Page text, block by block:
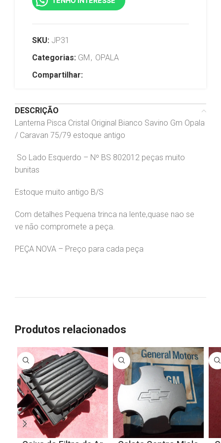
SKU: JP31
Categorias: GM , OPALA
Compartilhar:
DESCRIÇÃO
Lanterna Pisca Cristal Original Bianco Savino Gm Opala
/ Caravan 75/79 estoque antigo
So Lado Esquerdo – Nº BS 802012 peças muito
bunitas
Estoque muito antigo B/S
Com detalhes Pequena trinca na lente,quase nao se
ve não compromete a peça.
PEÇA NOVA – Preço para cada peça
Produtos relacionados